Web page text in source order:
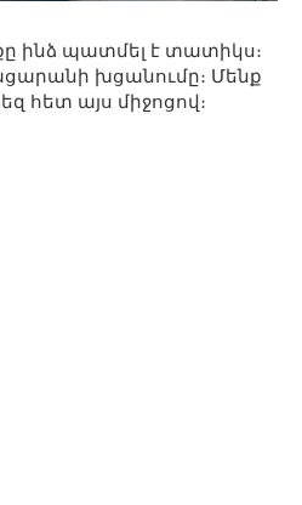
ինձ պատմել է տատիկս։
խցանումը։ Մենք
հետ այս միջոցով։